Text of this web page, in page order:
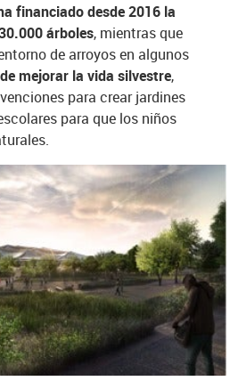
financiado desde 2016 la
árboles, mientras que
de arroyos en algunos
mejorar la vida silvestre,
para crear jardines
para que los niños